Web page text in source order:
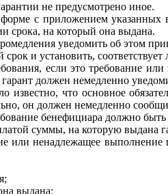
не предусмотрено иное.
с приложением указанных
срока, на который она выдана.
уведомить об этом
и установить,
если это требование
должен немедленно
известно, что основное
он должен немедленно
бенефициара должно быть
суммы, на которую выдана
или ненадлежащее
выдана;